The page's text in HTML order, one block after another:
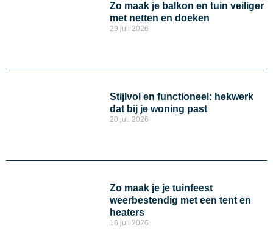
Zo maak je balkon en tuin veiliger
met netten en doeken
29 juli 2026
Stijlvol en functioneel: hekwerk
dat bij je woning past
20 juli 2026
Zo maak je je tuinfeest
weerbestendig met een tent en
heaters
16 juli 2026